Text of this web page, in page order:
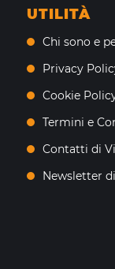
UTILITÀ
Chi sono e
Privacy
Cookie
Termini e
Contatti di
Newsletter